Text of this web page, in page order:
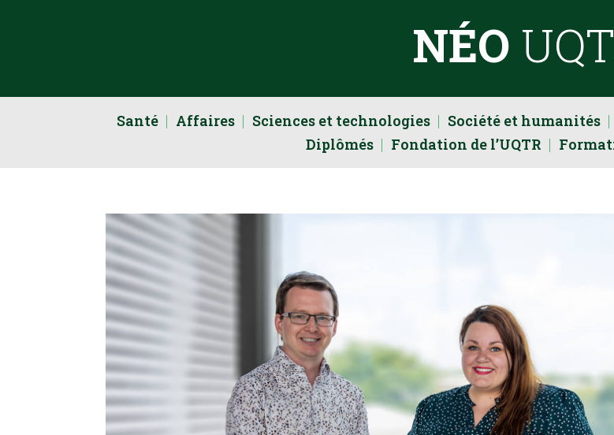
NÉO
Santé Affaires Sciences et technologies Société et humanités
Diplômés
Fondation de l’UQTR